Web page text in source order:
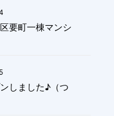
要町一棟マンシ
しました♪（つ